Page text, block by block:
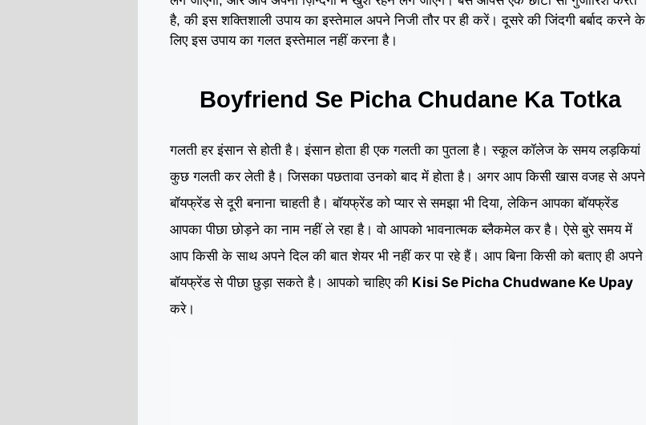
है, की इस शक्तिशाली उपाय का इस्तेमाल अपने निजी तौर पर ही करें। दूसरे की जिंदगी बर्बाद करने के
लिए इस उपाय का गलत इस्तेमाल नहीं करना है।
Boyfriend Se Picha Chudane Ka Totka
गलती हर इंसान से होती है। इंसान होता ही एक गलती का पुतला है। स्कूल कॉलेज के समय लड़कियां
कुछ गलती कर लेती है। जिसका पछतावा उनको बाद में होता है। अगर आप किसी खास वजह से अपने
बॉयफ्रेंड से दूरी बनाना चाहती है। बॉयफ्रेंड को प्यार से समझा भी दिया, लेकिन आपका बॉयफ्रेंड
आपका पीछा छोड़ने का नाम नहीं ले रहा है। वो आपको भावनात्मक ब्लैकमेल कर है। ऐसे बुरे समय में
आप किसी के साथ अपने दिल की बात शेयर भी नहीं कर पा रहे हैं। आप बिना किसी को बताए ही अपने
बॉयफ्रेंड से पीछा छुड़ा सकते है। आपको चाहिए की Kisi Se Picha Chudwane Ke Upay
करे।